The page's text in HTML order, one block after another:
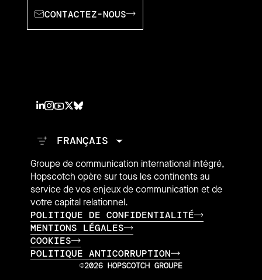
CONTACTEZ-NOUS
Groupe de communication international intégré,
Hopscotch opère sur tous les continents au
service de vos enjeux de communication et de
votre capital relationnel.
POLITIQUE DE CONFIDENTIALITÉ
MENTIONS LÉGALES
COOKIES
POLITIQUE ANTICORRUPTION
©2026 HOPSCOTCH GROUPE